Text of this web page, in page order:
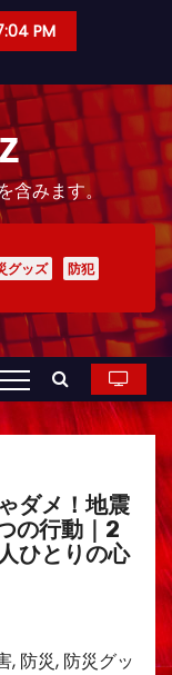
PM
含みます。
グッズ
防犯
ダメ！地震
の行動｜2
ひとりの心
, 防災, 防災グッ